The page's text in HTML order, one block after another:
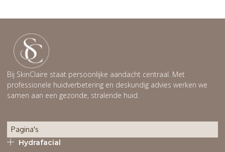
Bij SkinClaire staat persoonlijke aandacht centraal. Met
professionele huidverbetering en deskundig advies werken we
samen aan een gezonde, stralende huid.
Pagina's
Hydrafacial